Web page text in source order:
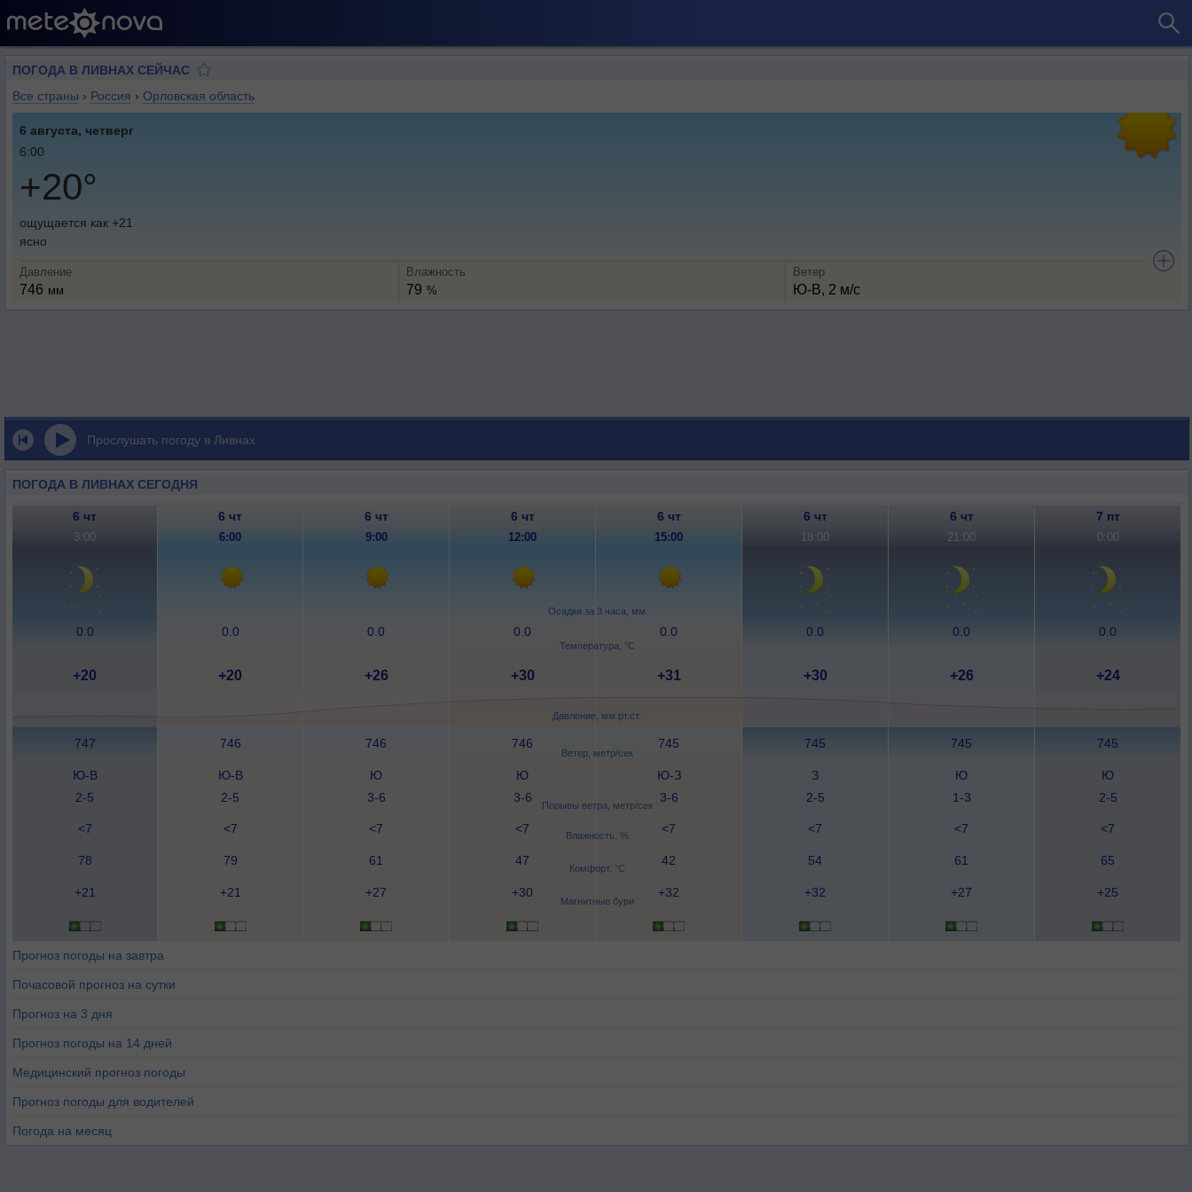
ПОГОДА В ЛИВНАХ СЕЙЧАС
Все страны › Россия › Орловская область
6 августа, четверг
6:00
+20°
ощущается как +21
ясно
Давление
746 мм
Влажность
79 %
Ветер
Ю-В, 2 м/с
Прослушать погоду в Ливнах
ПОГОДА В ЛИВНАХ СЕГОДНЯ
Осадки за 3 часа, мм
Температура, °C
Давление, мм рт.ст.
Ветер, метр/сек
Порывы ветра, метр/сек
Влажность, %
Комфорт, °C
Магнитные бури
6 чт 6 чт 6 чт 6 чт 6 чт 6 чт 6 чт 7 пт
3:00 6:00 9:00 12:00 15:00 18:00 21:00 0:00
0.0 0.0 0.0 0.0 0.0 0.0 0.0 0.0
+20 +20 +26 +30 +31 +30 +26 +24
747 746 746 746 745 745 745 745
Ю-В
2-5
Ю-В
2-5
Ю
3-6
Ю
3-6
Ю-З
3-6
З
2-5
Ю
1-3
Ю
2-5
<7 <7 <7 <7 <7 <7 <7 <7
78 79 61 47 42 54 61 65
+21 +21 +27 +30 +32 +32 +27 +25
Прогноз погоды на завтра
Почасовой прогноз на сутки
Прогноз на 3 дня
Прогноз погоды на 14 дней
Медицинский прогноз погоды
Прогноз погоды для водителей
Погода на месяц